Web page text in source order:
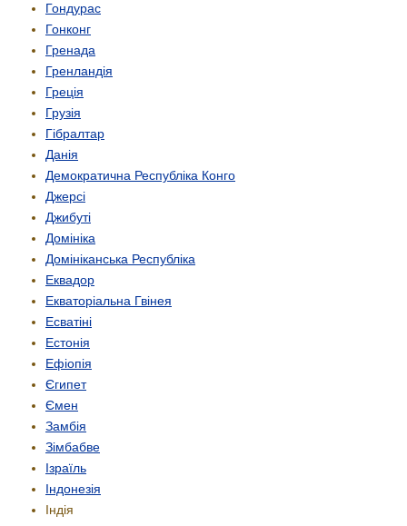
Гондурас
Гонконг
Гренада
Гренландія
Греція
Грузія
Гібралтар
Данія
Демократична Республіка Конго
Джерсі
Джибуті
Домініка
Домініканська Республіка
Еквадор
Екваторіальна Гвінея
Есватіні
Естонія
Ефіопія
Єгипет
Ємен
Замбія
Зімбабве
Ізраїль
Індонезія
Індія